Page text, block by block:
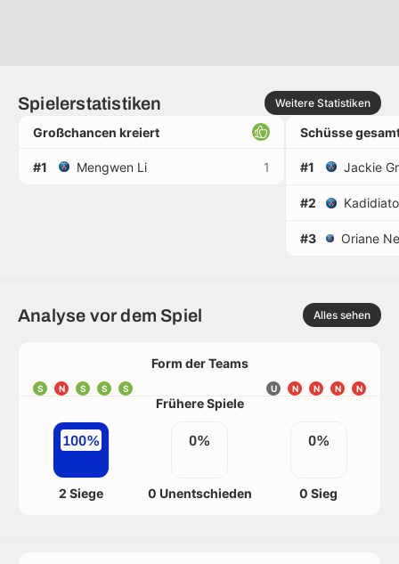
Spielerstatistiken Weitere Statistiken
Großchancen kreiert
#1 Mengwen Li 1
Schüsse
#1 Jackie
#2
#3
Analyse vor dem Spiel Alles sehen
Form der Teams
S N S S S N
N
N
N
U
Frühere Spiele
100%
2 Siege
0%
0 Unentschieden
0%
0 Sieg